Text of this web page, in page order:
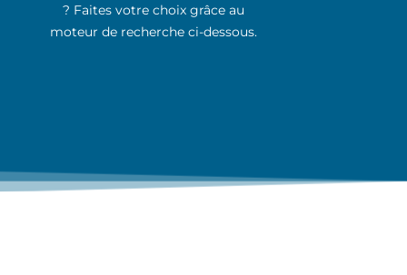
? Faites votre choix grâce au
moteur de recherche ci-dessous.